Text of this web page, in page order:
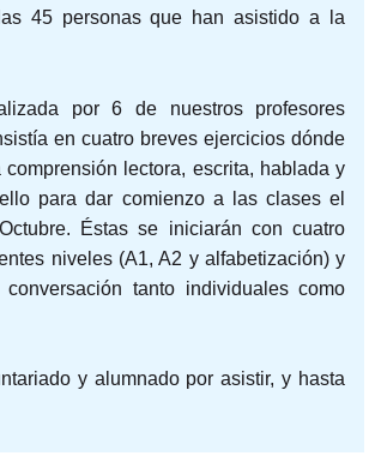
45 personas que han asistido a la
por 6 de nuestros profesores
en cuatro breves ejercicios dónde
lectora, escrita, hablada y
para dar comienzo a las clases el
Éstas se iniciarán con cuatro
niveles (A1, A2 y alfabetización) y
tanto individuales como
y alumnado por asistir, y hasta